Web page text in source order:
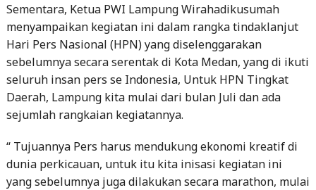
Sementara, Ketua PWI Lampung Wirahadikusumah
menyampaikan kegiatan ini dalam rangka tindaklanjut
Hari Pers Nasional (HPN) yang diselenggarakan
sebelumnya secara serentak di Kota Medan, yang di ikuti
seluruh insan pers se Indonesia, Untuk HPN Tingkat
Daerah, Lampung kita mulai dari bulan Juli dan ada
sejumlah rangkaian kegiatannya.
“ Tujuannya Pers harus mendukung ekonomi kreatif di
dunia perkicauan, untuk itu kita inisasi kegiatan ini
yang sebelumnya juga dilakukan secara marathon, mulai